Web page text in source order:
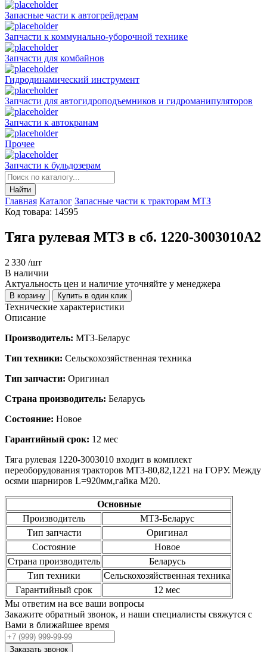
Запасные части к автогрейдерам
Запчасти к коммунально-уборочной технике
Запчасти для комбайнов
Гидродинамический инструмент
Запчасти для автогидроподъемников и гидроманипуляторов
Запчасти к автокранам
Прочее
Запчасти к бульдозерам
Найти
Главная Каталог Запасные части к тракторам МТЗ
Код товара: 14595
Тяга рулевая МТЗ в сб. 1220-3003010А2
2 330 /шт
В наличии
Актуальность цен и наличие уточняйте у менеджера
В корзину Купить в один клик
Технические характеристики
Описание
Производитель: МТЗ-Беларус
Тип техники: Сельскохозяйственная техника
Тип запчасти: Оригинал
Страна производитель: Беларусь
Состояние: Новое
Гарантийный срок: 12 мес
Тяга рулевая 1220-3003010 входит в комплект
переоборудования тракторов МТЗ-80,82,1221 на ГОРУ. Между
осями шарниров L=920мм,гайка М20.
Основные
Производитель
МТЗ-Беларус
Тип запчасти
Оригинал
Состояние
Новое
Страна производитель
Беларусь
Тип техники
Сельскохозяйственная техника
Гарантийный срок
12 мес
Мы ответим на все ваши вопросы
Закажите обратный звонок, и наши специалисты свяжутся с
Вами в ближайшее время
Заказать звонок